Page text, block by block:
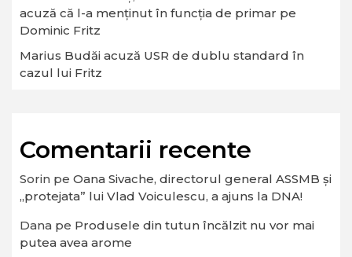
acuză că l-a menținut în funcția de primar pe
Dominic Fritz
Marius Budăi acuză USR de dublu standard în
cazul lui Fritz
Comentarii recente
Sorin pe Oana Sivache, directorul general ASSMB și
„protejata” lui Vlad Voiculescu, a ajuns la DNA!
Dana pe Produsele din tutun încălzit nu vor mai
putea avea arome